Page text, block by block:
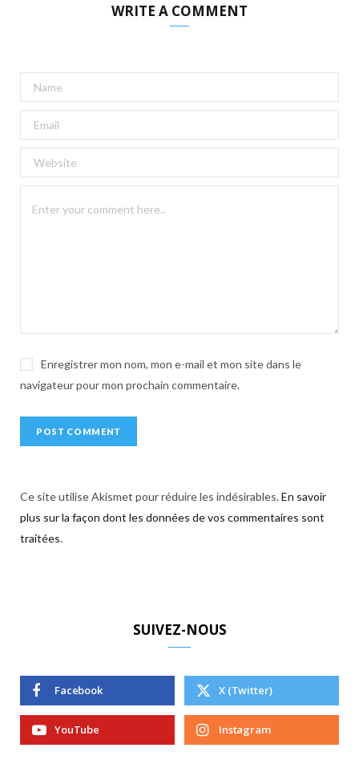
WRITE A COMMENT
Enregistrer mon nom, mon e-mail et mon site dans le
navigateur pour mon prochain commentaire.
l
e
n
Ce site utilise Akismet pour réduire les indésirables.En savoir
plus sur la façon dont les données de vos commentaires sont
traitées.
SUIVEZ-NOUS
Facebook X (Twitter)
YouTube Instagram